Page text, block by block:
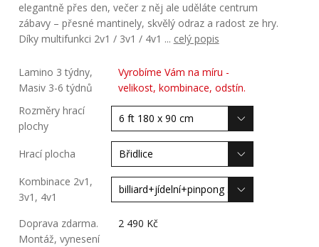
elegantně přes den, večer z něj ale uděláte centrum
zábavy – přesné mantinely, skvělý odraz a radost ze hry.
Díky multifunkci 2v1 / 3v1 / 4v1 ... celý popis
Lamino 3 týdny,
Masiv 3-6 týdnů
Vyrobíme Vám na míru -
velikost, kombinace, odstín.
Rozměry hrací
plochy
Hrací plocha
Kombinace 2v1,
3v1, 4v1
Doprava zdarma.
Montáž, vynesení
2 490 Kč